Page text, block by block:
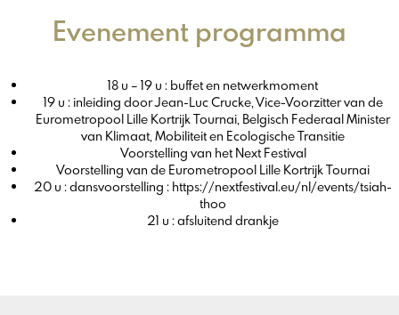
Evenement programma
18 u – 19 u : buffet en netwerkmoment
19 u : inleiding door Jean-Luc Crucke, Vice-Voorzitter van de
Eurometropool Lille Kortrijk Tournai, Belgisch Federaal Minister
van Klimaat, Mobiliteit en Ecologische Transitie
Voorstelling van het Next Festival
Voorstelling van de Eurometropool Lille Kortrijk Tournai
20 u : dansvoorstelling : https://nextfestival.eu/nl/events/tsiah-
thoo
21 u : afsluitend drankje